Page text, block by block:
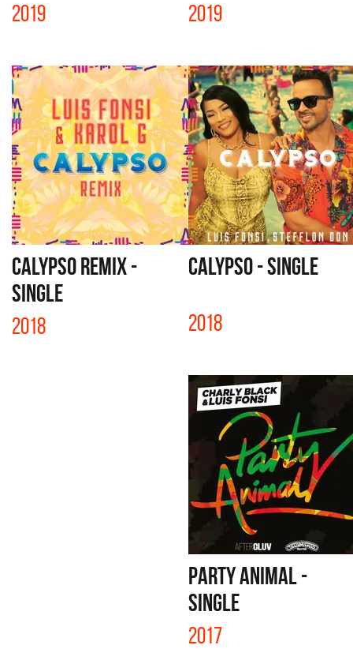
2019 2019
CALYPSO REMIX -
SINGLE
2018
CALYPSO - SINGLE
2018
PARTY ANIMAL -
SINGLE
2017